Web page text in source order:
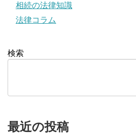
相続の法律知識
法律コラム
検索
最近の投稿